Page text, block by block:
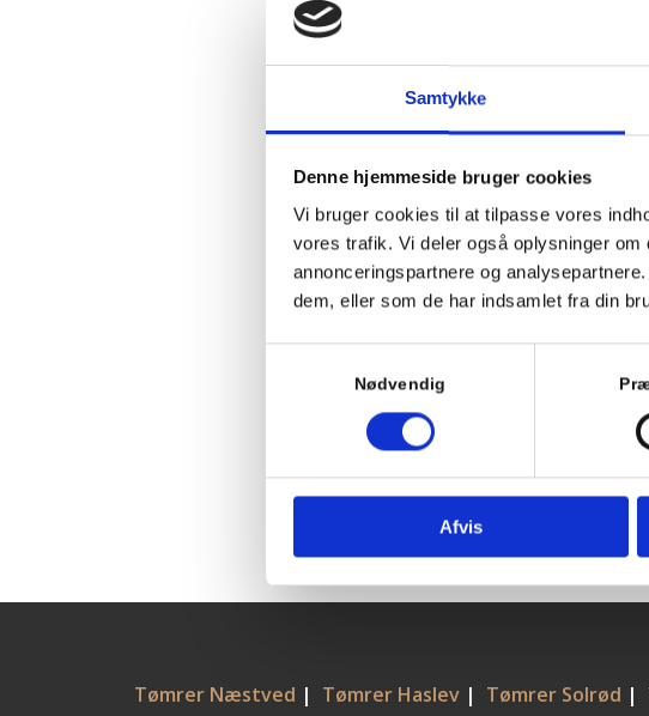
Samtykke
Denne hjemmeside bruger cookies
Vi bruger cookies til at tilpasse vores
vores trafik. Vi deler også oplysninger
annonceringspartnere og
dem, eller som de har indsamlet fra din
Nødvendig
Afvis
Klar til sommer?
Læs mere
Tømrer Næstved | Tømrer Haslev| Tømrer Solrød |